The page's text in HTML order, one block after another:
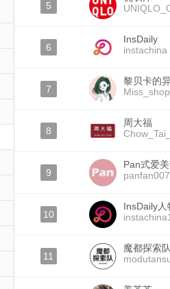
5
6
InsDaily
instachina
7
黎贝卡的
8
周大福
9
Pan式爱
panfan007
10
InsDaily人
11
魔都探索